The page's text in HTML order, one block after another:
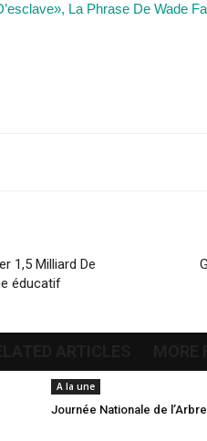
La Phrase De Wade
1,5 Milliard De
éducatif
A la une
Journée Nationale de